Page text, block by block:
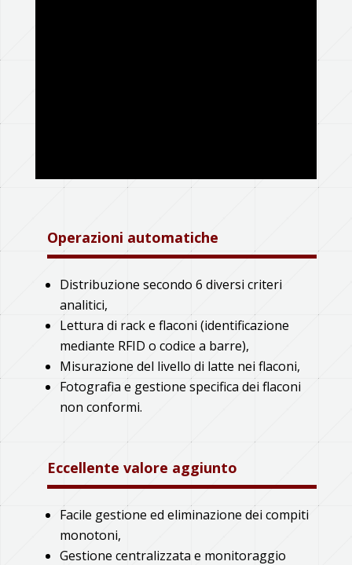
Operazioni automatiche
Distribuzione secondo 6 diversi criteri
analitici,
Lettura di rack e flaconi (identificazione
mediante RFID o codice a barre),
Misurazione del livello di latte nei flaconi,
Fotografia e gestione specifica dei flaconi
non conformi.
Eccellente valore aggiunto
Facile gestione ed eliminazione dei compiti
monotoni,
Gestione centralizzata e monitoraggio